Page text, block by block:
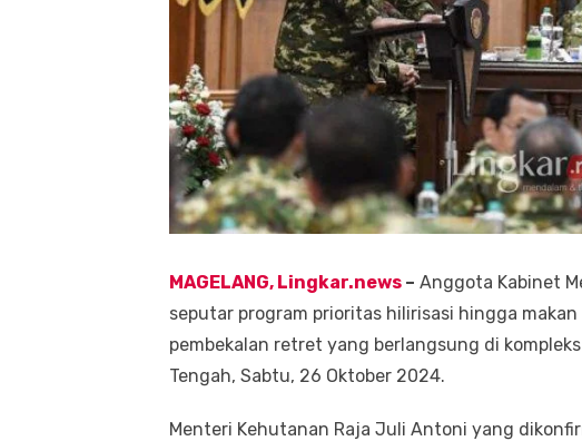
MAGELANG, Lingkar.news – Anggota Kabinet
seputar program prioritas hilirisasi hingga
pembekalan retret yang berlangsung di
Tengah, Sabtu, 26 Oktober 2024.
Menteri Kehutanan Raja Juli Antoni yang